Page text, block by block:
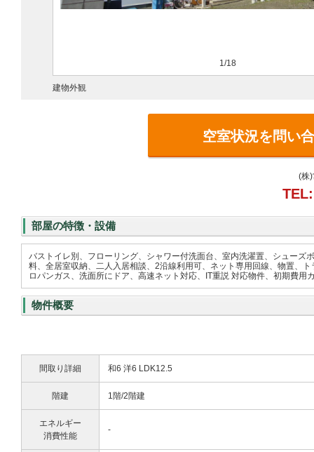
1/18
建物外観
空室状況を問い
(株
部屋の特徴・設備
バストイレ別、フローリング、シャワー付洗面台、室内洗濯置、シュー
料、全居室収納、二人入居相談、2沿線利用可、ネット専用回線、物置、
ロパンガス、洗面所にドア、高速ネット対応、IT重説 対応物件、初期費用
物件概要
間取り詳細 和6 洋6 LDK12.5
階建 1階/2階建
エネルギー
消費性能
-